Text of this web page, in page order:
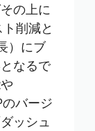
の上に
削減と
）にブ
なるで
バージ
ッシュ